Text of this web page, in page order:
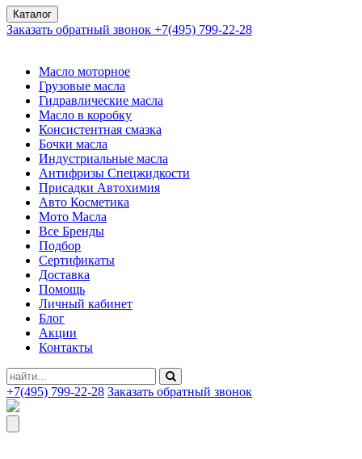
Каталог
Заказать обратный звонок +7(495) 799-22-28
Масло моторное
Грузовые масла
Гидравлические масла
Масло в коробку
Консистентная смазка
Бочки масла
Индустриальные масла
Антифризы Спецжидкости
Присадки Автохимия
Авто Косметика
Мото Масла
Все Бренды
Подбор
Сертификаты
Доставка
Помощь
Личный кабинет
Блог
Акции
Контакты
+7(495) 799-22-28 Заказать обратный звонок